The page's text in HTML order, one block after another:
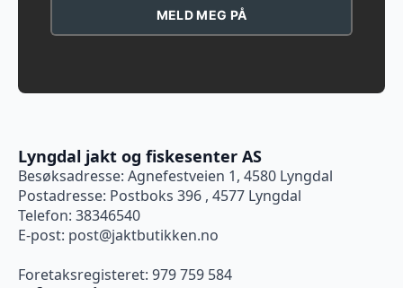
MELD MEG PÅ
Lyngdal jakt og fiskesenter AS
Besøksadresse: Agnefestveien 1, 4580 Lyngdal
Postadresse: Postboks 396 , 4577 Lyngdal
Telefon: 38346540
E-post: post@jaktbutikken.no
Foretaksregisteret: 979 759 584